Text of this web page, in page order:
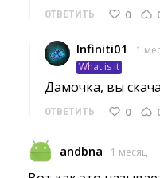
ОТВЕТИТЬ 0
Infiniti01
1
What is it
Дамочка, вы
ОТВЕТИТЬ 0
andbna 1 месяц